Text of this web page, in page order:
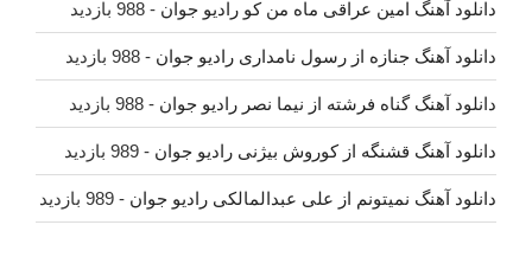
دانلود آهنگ امین عراقی ماه من کو رادیو جوان - 988 بازدید
دانلود آهنگ جنازه از رسول نامداری رادیو جوان - 988 بازدید
دانلود آهنگ گناه فرشته از نیما نصر رادیو جوان - 988 بازدید
دانلود آهنگ قشنگه از کوروش بیژنی رادیو جوان - 989 بازدید
دانلود آهنگ نمیتونم از علی عبدالمالکی رادیو جوان - 989 بازدید